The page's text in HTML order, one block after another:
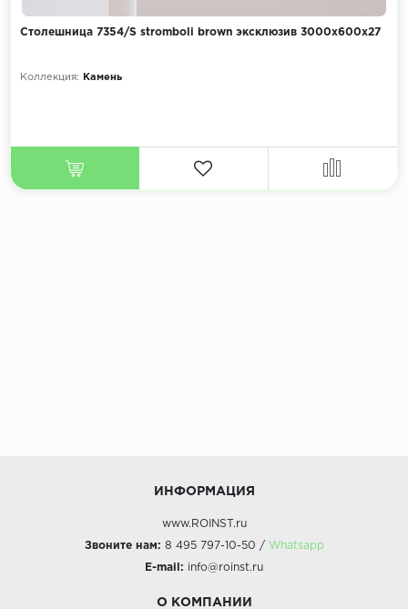
Столешница 7354/S stromboli brown эксклюзив 3000х600х27
Коллекция: Камень
ИНФОРМАЦИЯ
www.ROINST.ru
Звоните нам: 8 495 797-10-50 / Whatsapp
E-mail: info@roinst.ru
О КОМПАНИИ